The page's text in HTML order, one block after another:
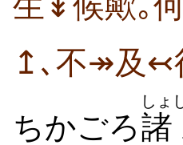
↥､不↠及↢
ちかごろ諸
しょ